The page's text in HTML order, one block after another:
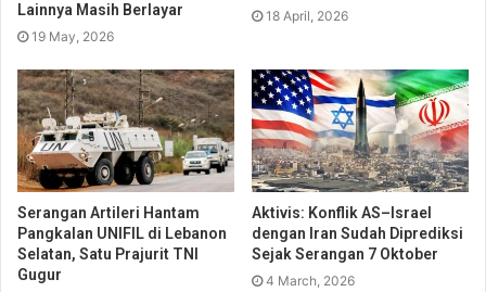
Lainnya Masih Berlayar
19 May, 2026
18 April, 2026
Serangan Artileri Hantam
Pangkalan UNIFIL di Lebanon
Selatan, Satu Prajurit TNI
Gugur
Aktivis: Konflik AS–Israel
dengan Iran Sudah Diprediksi
Sejak Serangan 7 Oktober
4 March, 2026